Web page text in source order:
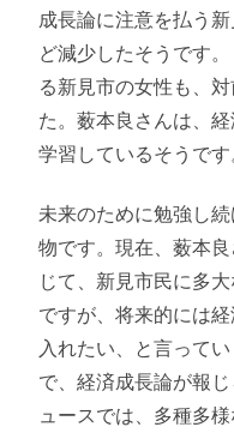
成長論に注意を払う
ど減少したそうです
る新見市の女性も、
た。薮本良さんは、
学習しているそうです
未来のために勉強し
物です。現在、薮本
じて、新見市民に多
ですが、将来的には
入れたい、と言って
で、経済成長論が報
ュースでは、多種多